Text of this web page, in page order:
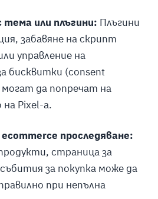
или плъгини: Плъгини
забавяне на скрипт
управление на
бисквитки (consent
могат да попречат на
Pixel-а.
проследяване:
страница за
за покупка може да
при непълна